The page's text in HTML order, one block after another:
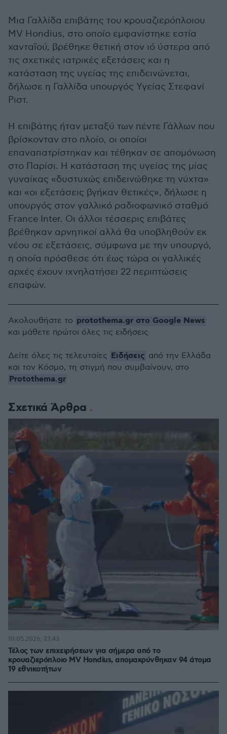
Μια Γαλλίδα επιβάτης του κρουαζιερόπλοιου
MV Hondius, στο οποίο εμφανίστηκε εστία
χανταϊού, βρέθηκε θετική στον ιό ύστερα από
τις σχετικές ιατρικές εξετάσεις και η
κατάσταση της υγείας της επιδεινώνεται,
δήλωσε η Γαλλίδα υπουργός Υγείας Στεφανί
Ριστ.
Η επιβάτης ήταν μεταξύ των πέντε Γάλλων που
βρίσκονταν στο πλοίο, οι οποίοι
επαναπατρίστηκαν και τέθηκαν σε απομόνωση
στο Παρίσι. Η κατάσταση της υγείας της μίας
γυναίκας «δυστυχώς επιδεινώθηκε τη νύχτα»
και «οι εξετάσεις βγήκαν θετικές», δήλωσε η
υπουργός στον γαλλικό ραδιοφωνικό σταθμό
France Inter. Οι άλλοι τέσσερις επιβάτες
βρέθηκαν αρνητικοί αλλά θα υποβληθούν εκ
νέου σε εξετάσεις, σύμφωνα με την υπουργό,
η οποία πρόσθεσε ότι έως τώρα οι γαλλικές
αρχές έχουν ιχνηλατήσει 22 περιπτώσεις
επαφών.
Σχετικά Άρθρα
Τέλος των επιχειρήσεων για σήμερα από το
κρουαζιερόπλοιο MV Hondius, απομακρύνθηκαν 94 άτομα
19 εθνικοτήτων
10.05.2026, 23:43
Ακολουθήστε το protothema.gr στο Google News
και μάθετε πρώτοι όλες τις ειδήσεις
Δείτε όλες τις τελευταίες Ειδήσεις από την Ελλάδα
και τον Κόσμο, τη στιγμή που συμβαίνουν, στο
Protothema.gr